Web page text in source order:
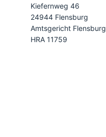
Kiefernweg 46
24944 Flensburg
Amtsgericht Flensburg
HRA 11759